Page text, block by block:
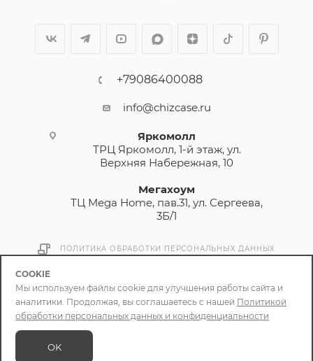
+79086400088
info@chizcase.ru
Яркомолл
ТРЦ Яркомолл, 1-й этаж, ул.
Верхняя Набережная, 10
Мегахоум
ТЦ Mega Home, пав.31, ул. Сергеева,
3Б/1
ПОЛИТИКА ОБРАБОТКИ ПЕРСОНАЛЬНЫХ ДАННЫХ
2026 © ЧИЗКЕЙС. Смартфонные товары
COOKIE
Мы используем файлы cookie для улучшения работы сайта и
аналитики. Продолжая, вы соглашаетесь с нашей Политикой
обработки персональных данных и конфиденциальности
OK